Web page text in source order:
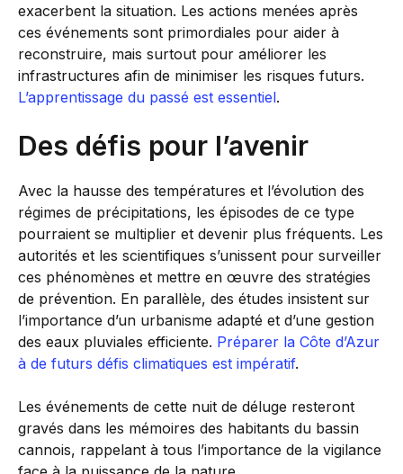
exacerbent la situation. Les actions menées après
ces événements sont primordiales pour aider à
reconstruire, mais surtout pour améliorer les
infrastructures afin de minimiser les risques futurs.
L’apprentissage du passé est essentiel.
Des défis pour l’avenir
Avec la hausse des températures et l’évolution des
régimes de précipitations, les épisodes de ce type
pourraient se multiplier et devenir plus fréquents. Les
autorités et les scientifiques s’unissent pour surveiller
ces phénomènes et mettre en œuvre des stratégies
de prévention. En parallèle, des études insistent sur
l’importance d’un urbanisme adapté et d’une gestion
des eaux pluviales efficiente. Préparer la Côte d’Azur
à de futurs défis climatiques est impératif.
Les événements de cette nuit de déluge resteront
gravés dans les mémoires des habitants du bassin
cannois, rappelant à tous l’importance de la vigilance